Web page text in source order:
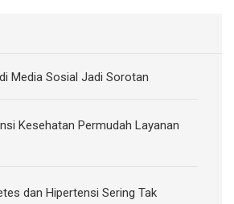
Media Sosial Jadi Sorotan
Kesehatan Permudah Layanan
dan Hipertensi Sering Tak